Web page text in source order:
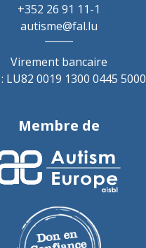
+352 26 91 11-1
autisme@fal.lu
Virement bancaire
: LU82 0019 1300 0445 5000
Membre de